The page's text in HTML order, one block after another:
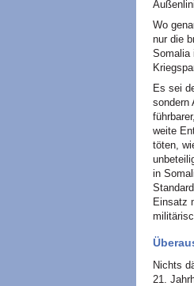
Wo
nur die
Somalia
Es sei
sondern
weite
töten,
in
Einsatz
Nichts
21.